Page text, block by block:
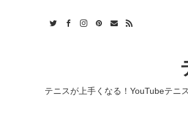
テニスが上手くなる！YouTubeテ